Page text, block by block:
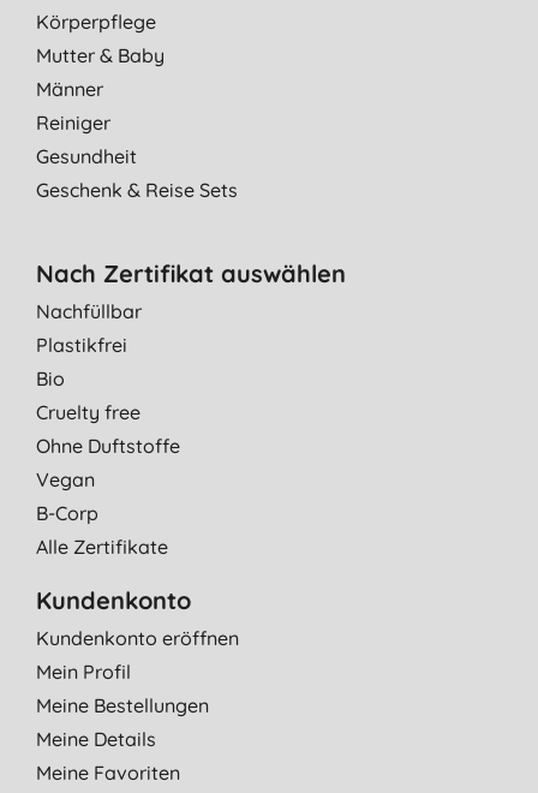
Körperpflege
Mutter & Baby
Männer
Reiniger
Gesundheit
Geschenk & Reise Sets
Nach Zertifikat auswählen
Nachfüllbar
Plastikfrei
Bio
Cruelty free
Ohne Duftstoffe
Vegan
B-Corp
Alle Zertifikate
Kundenkonto
Kundenkonto eröffnen
Mein Profil
Meine Bestellungen
Meine Details
Meine Favoriten